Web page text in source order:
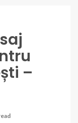
–
v62), quality